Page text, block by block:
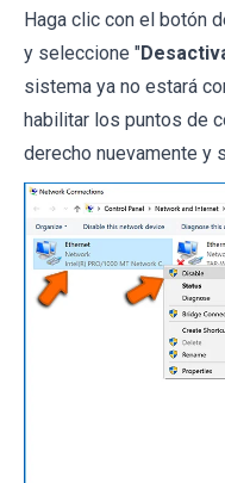
Haga clic con el botón
y seleccione "
sistema ya no estará
habilitar los puntos de
derecho nuevamente y